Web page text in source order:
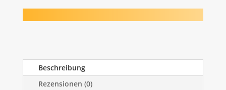
Beschreibung
Rezensionen (0)